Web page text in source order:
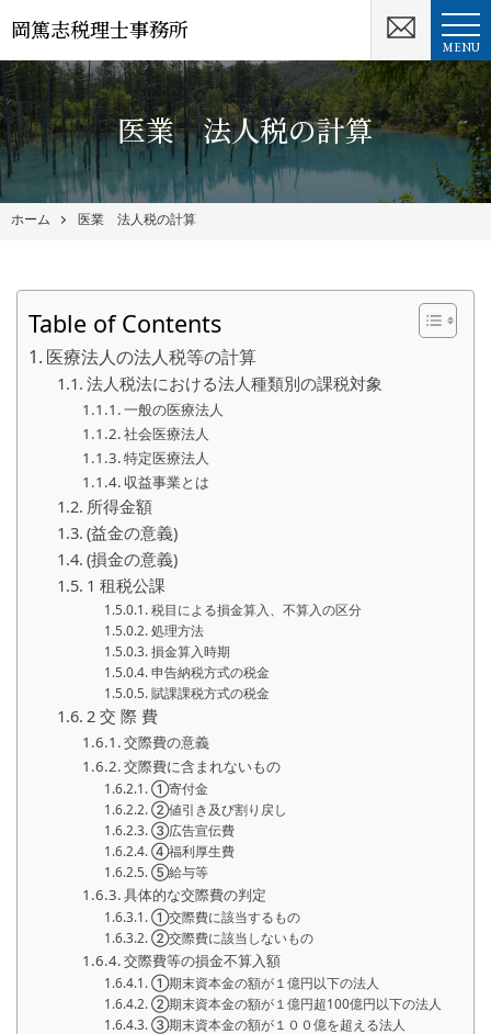
岡篤志税理士事務所
MENU
医業 法人税の計算
ホーム 医業 法人税の計算
Table of Contents
医療法人の法人税等の計算
法人税法における法人種類別の課税対象
一般の医療法人
社会医療法人
特定医療法人
収益事業とは
所得金額
(益金の意義)
(損金の意義)
1 租税公課
税目による損金算入、不算入の区分
処理方法
損金算入時期
申告納税方式の税金
賦課課税方式の税金
2 交 際 費
交際費の意義
交際費に含まれないもの
①寄付金
➁値引き及び割り戻し
➂広告宣伝費
➃福利厚生費
⑤給与等
具体的な交際費の判定
①交際費に該当するもの
➁交際費に該当しないもの
交際費等の損金不算入額
①期末資本金の額が１億円以下の法人
➁期末資本金の額が１億円超100億円以下の法人
➂期末資本金の額が１００億を超える法人